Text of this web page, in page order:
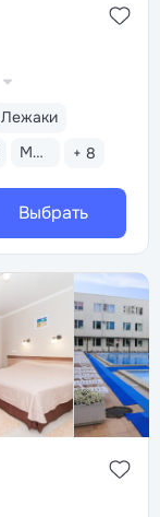
Лежаки
Медицинский пост + 8
Выбрать